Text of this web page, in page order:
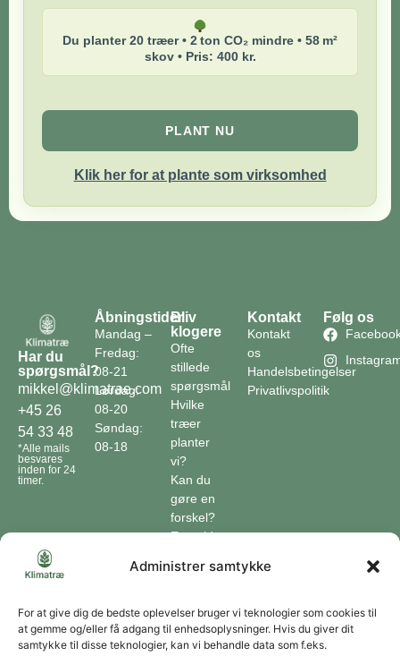
Administrer samtykke
For at give dig de bedste oplevelser bruger vi teknologier som cookies til
at gemme og/eller få adgang til enhedsoplysninger. Hvis du giver dit
samtykke til disse teknologier, kan vi behandle data som f.eks.
Du planter 20 træer • 2 ton CO₂ mindre • 58 m²
skov • Pris: 400 kr.
PLANT NU
Klik her for at plante som virksomhed
Har du
spørgsmål?
mikkel@klimatrae.com
+45 26
54 33 48
*Alle mails
besvares
inden for 24
timer.
Åbningstider
Mandag –
Fredag:
08-21
Lørdag:
08-20
Søndag:
08-18
Bliv
klogere
Ofte
stillede
spørgsmål
Hvilke
træer
planter
vi?
Kan du
gøre en
forskel?
En guide
Klimaordbogen
optager
træer
co2?
Kontakt
Kontakt
os
Handelsbetingelser
Privatlivspolitik
Følg os